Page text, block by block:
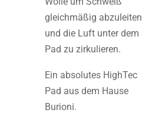
gleichmäßig abzuleiten
und die Luft unter dem
Pad zu zirkulieren.
Ein absolutes HighTec
Pad aus dem Hause
Burioni.